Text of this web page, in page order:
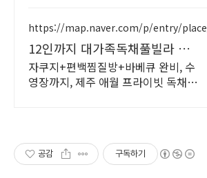
란드식 사우나,200평정원
https://map.naver.com/p/entry/
12인까지 대가족독채풀빌라 완
전독채 프라이빗 가족저택
자쿠지+편백찜질방+바베큐 완비, 수
영장까지, 제주 애월 프라이빗 독채저
공감 구독하기